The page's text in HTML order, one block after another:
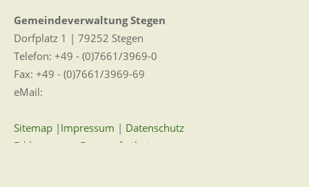
Gemeindeverwaltung Stegen
Dorfplatz 1 | 79252 Stegen
Telefon: +49 - (0)7661/3969-0
Fax: +49 - (0)7661/3969-69
eMail:
Sitemap | Impressum | Datenschutz
Erklärung zur Barrierefreiheit